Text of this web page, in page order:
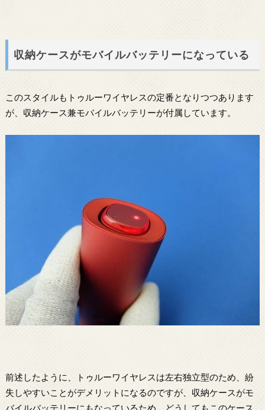
収納ケースがモバイルバッテリーになっている
このスタイルもトゥルーワイヤレスの定番となりつつあります
が、収納ケース兼モバイルバッテリーが付属しています。
前述したように、トゥルーワイヤレスは左右独立型のため、紛
失しやすいことがデメリットになるのですが、収納ケースがモ
バイルバッテリーにもなっているため、どうしてもこのケース